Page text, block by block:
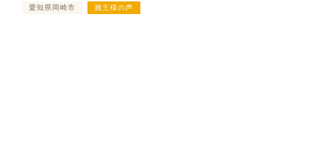
愛知県岡崎市 施主様の声